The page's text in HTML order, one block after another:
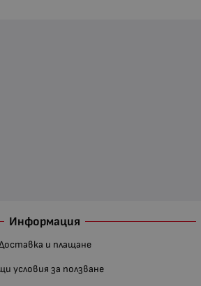
Информация
и плащане
условия за ползване